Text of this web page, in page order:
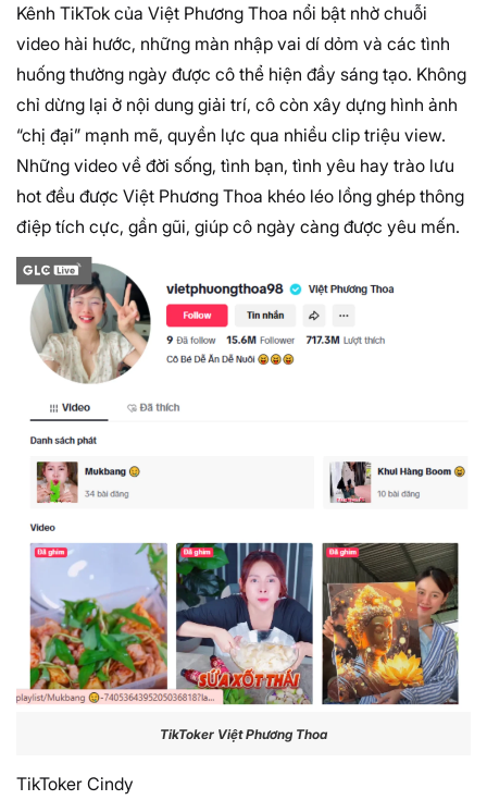
Kênh TikTok của Việt Phương Thoa nổi bật nhờ chuỗi
video hài hước, những màn nhập vai dí dỏm và các tình
huống thường ngày được cô thể hiện đầy sáng tạo. Không
chỉ dừng lại ở nội dung giải trí, cô còn xây dựng hình ảnh
“chị đại” mạnh mẽ, quyền lực qua nhiều clip triệu view.
Những video về đời sống, tình bạn, tình yêu hay trào lưu
hot đều được Việt Phương Thoa khéo léo lồng ghép thông
điệp tích cực, gần gũi, giúp cô ngày càng được yêu mến.
TikToker Việt Phương Thoa
TikToker Cindy